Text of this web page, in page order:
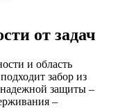
от задач
и область
забор из
защиты –
–